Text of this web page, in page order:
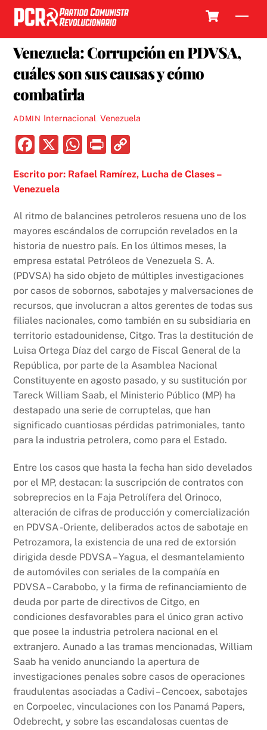
Skip
content
Venezuela: Corrupción en PDVSA,
cuáles son sus causas y cómo
combatirla
ADMIN Internacional Venezuela
F
c
b
o
o
k
X
W
at
A
p
p
P
nt p
Li
n
k
Escrito por: Rafael Ramírez, Lucha de Clases –
Venezuela
Al ritmo de balancines petroleros resuena uno de los
mayores escándalos de corrupción revelados en la
historia de nuestro país. En los últimos meses, la
empresa estatal Petróleos de Venezuela S. A.
(PDVSA) ha sido objeto de múltiples investigaciones
por casos de sobornos, sabotajes y malversaciones de
recursos, que involucran a altos gerentes de todas sus
filiales nacionales, como también en su subsidiaria en
territorio estadounidense, Citgo. Tras la destitución de
Luisa Ortega Díaz del cargo de Fiscal General de la
República, por parte de la Asamblea Nacional
Constituyente en agosto pasado, y su sustitución por
Tareck William Saab, el Ministerio Público (MP) ha
destapado una serie de corruptelas, que han
significado cuantiosas pérdidas patrimoniales, tanto
para la industria petrolera, como para el Estado.
Entre los casos que hasta la fecha han sido develados
por el MP, destacan: la suscripción de contratos con
sobreprecios en la Faja Petrolífera del Orinoco,
alteración de cifras de producción y comercialización
en PDVSA -Oriente, deliberados actos de sabotaje en
Petrozamora, la existencia de una red de extorsión
dirigida desde PDVSA – Yagua, el desmantelamiento
de automóviles con seriales de la compañía en
PDVSA – Carabobo, y la firma de refinanciamiento de
deuda por parte de directivos de Citgo, en
condiciones desfavorables para el único gran activo
que posee la industria petrolera nacional en el
extranjero. Aunado a las tramas mencionadas, William
Saab ha venido anunciando la apertura de
investigaciones penales sobre casos de operaciones
fraudulentas asociadas a Cadivi – Cencoex, sabotajes
en Corpoelec, vinculaciones con los Panamá Papers,
Odebrecht, y sobre las escandalosas cuentas de